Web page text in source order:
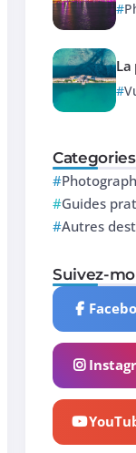
La
Categories
Guides
Autres
Suivez-